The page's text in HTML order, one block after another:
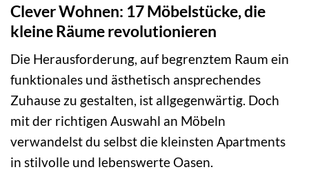
Clever Wohnen: 17 Möbelstücke, die
kleine Räume revolutionieren
Die Herausforderung, auf begrenztem Raum ein
funktionales und ästhetisch ansprechendes
Zuhause zu gestalten, ist allgegenwärtig. Doch
mit der richtigen Auswahl an Möbeln
verwandelst du selbst die kleinsten Apartments
in stilvolle und lebenswerte Oasen.